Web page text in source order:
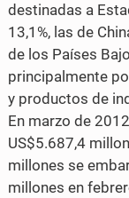
destinadas a
13,1%, las de
de los Países
principalmente
y productos de
En marzo de
US$5.687,4
millones se
millones en